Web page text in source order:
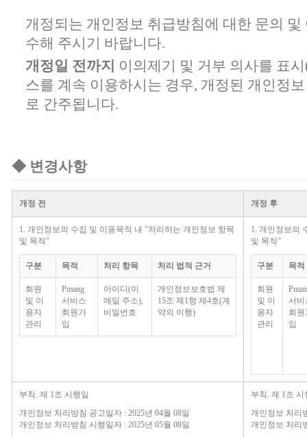
개정되는 개인정보 취급방침에 대한 문의
수해 주시기 바랍니다.
개정일 전까지 이의제기 및 거부 의사를 표
스를 계속 이용하시는 경우, 개정된 개인정
로 간주됩니다.
◆ 변경사항
개정 전 개정 후
1. 개인정보의 수집 및 이용목적 내 "처리하는 개인정보 항목
및 목적"
구분 목적 처리 항목 처리 법적 근거
회원
및 이
용자
관리
Pmang
서비스
회원가
입
아이디(이
메일 주소),
비밀번호
개인정보보호법 제
15조 제1항 제4호(계
약의 이행)
1. 개인정보의
및 목적"
구분 목적
회원
및 이
용자
관리
서비
회원
입
부칙. 제 1조 시행일
개인정보 처리방침 공고일자 : 2025년 04월 08일
개인정보 처리방침 시행일자 : 2025년 05월 08일
부칙. 제 1조 시
개인정보 처리
개인정보 처리